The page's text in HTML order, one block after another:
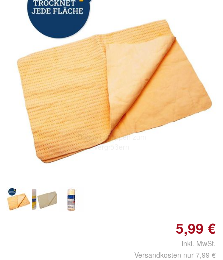
Doppelt antippen zum
vergrößern
5,99 €
inkl. MwSt.
Versandkosten nur 7,99 €